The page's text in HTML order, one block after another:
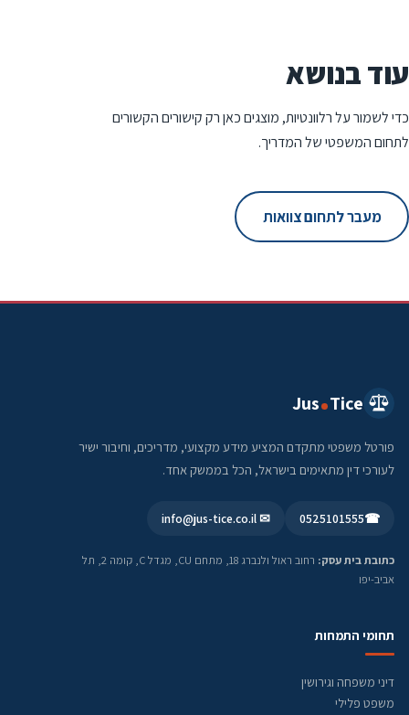
עוד בנושא
כדי לשמור על רלוונטיות, מוצגים כאן רק קישורים הקשורים
לתחום המשפטי של המדריך.
מעבר לתחום צוואות
Jus Tice
פורטל משפטי מתקדם המציע מידע מקצועי, מדריכים, וחיבור ישיר
לעורכי דין מתאימים בישראל, הכל בממשק אחד.
☎
0525101555
✉ info@jus-tice.co.il
כתובת בית עסק:
רחוב ראול ולנברג 18, מתחם CU, מגדל C, קומה 2, תל
אביב-יפו
תחומי התמחות
דיני משפחה וגירושין
משפט פלילי